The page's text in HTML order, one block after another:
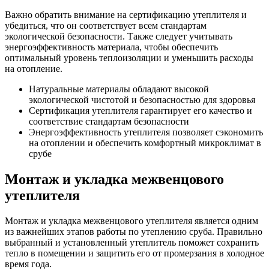
Важно обратить внимание на сертификацию утеплителя и
убедиться, что он соответствует всем стандартам
экологической безопасности. Также следует учитывать
энергоэффективность материала, чтобы обеспечить
оптимальный уровень теплоизоляции и уменьшить расходы
на отопление.
Натуральные материалы обладают высокой
экологической чистотой и безопасностью для здоровья
Сертификация утеплителя гарантирует его качество и
соответствие стандартам безопасности
Энергоэффективность утеплителя позволяет сэкономить
на отоплении и обеспечить комфортный микроклимат в
срубе
Монтаж и укладка межвенцового
утеплителя
Монтаж и укладка межвенцового утеплителя является одним
из важнейших этапов работы по утеплению сруба. Правильно
выбранный и установленный утеплитель поможет сохранить
тепло в помещении и защитить его от промерзания в холодное
время года.